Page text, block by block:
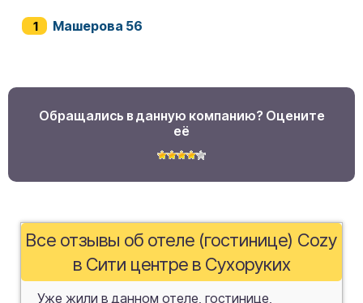
Машерова 56
Обращались в данную компанию? Оцените
её
Все отзывы об отеле (гостинице) Cozy
в Сити центре в Сухоруких
Уже жили в данном отеле, гостинице,